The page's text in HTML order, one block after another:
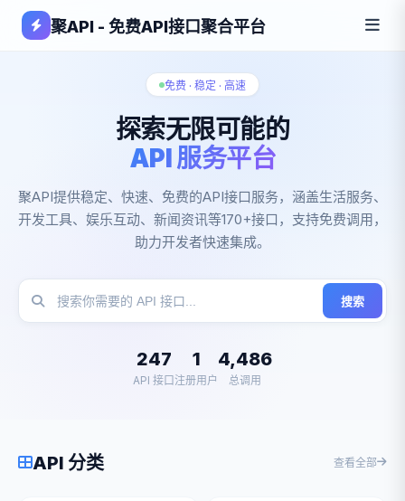
聚API - 免费API接口聚合平台
免费 · 稳定 · 高速
探索无限可能的
API 服务平台
聚API提供稳定、快速、免费的API接口服务，涵盖生活服务、
开发工具、娱乐互动、新闻资讯等170+接口，支持免费调用，
助力开发者快速集成。
搜索
247
API 接口
1
注册用户
4,486
总调用
API 分类 查看全部